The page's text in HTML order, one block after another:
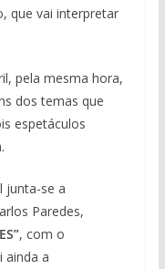
que vai interpretar
pela mesma hora,
dos temas que
espetáculos
junta-se a
Paredes,
, com o
ainda a